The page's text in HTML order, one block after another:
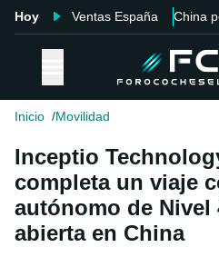
Hoy Ventas España China
Inicio Movilidad
Inceptio
completa un viaje
autónomo de Nivel
abierta en China